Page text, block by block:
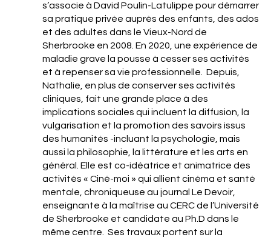
s’associe à David Poulin-Latulippe pour démarrer
sa pratique privée auprès des enfants, des ados
et des adultes dans le Vieux-Nord de
Sherbrooke en 2008. En 2020, une expérience de
maladie grave la pousse à cesser ses activités
et à repenser sa vie professionnelle. Depuis,
Nathalie, en plus de conserver ses activités
cliniques, fait une grande place à des
implications sociales qui incluent la diffusion, la
vulgarisation et la promotion des savoirs issus
des humanités -incluant la psychologie, mais
aussi la philosophie, la littérature et les arts en
général. Elle est co-idéatrice et animatrice des
activités « Ciné-moi » qui allient cinéma et santé
mentale, chroniqueuse au journal Le Devoir,
enseignante à la maîtrise au CERC de l’Université
de Sherbrooke et candidate au Ph.D dans le
même centre. Ses travaux portent sur la